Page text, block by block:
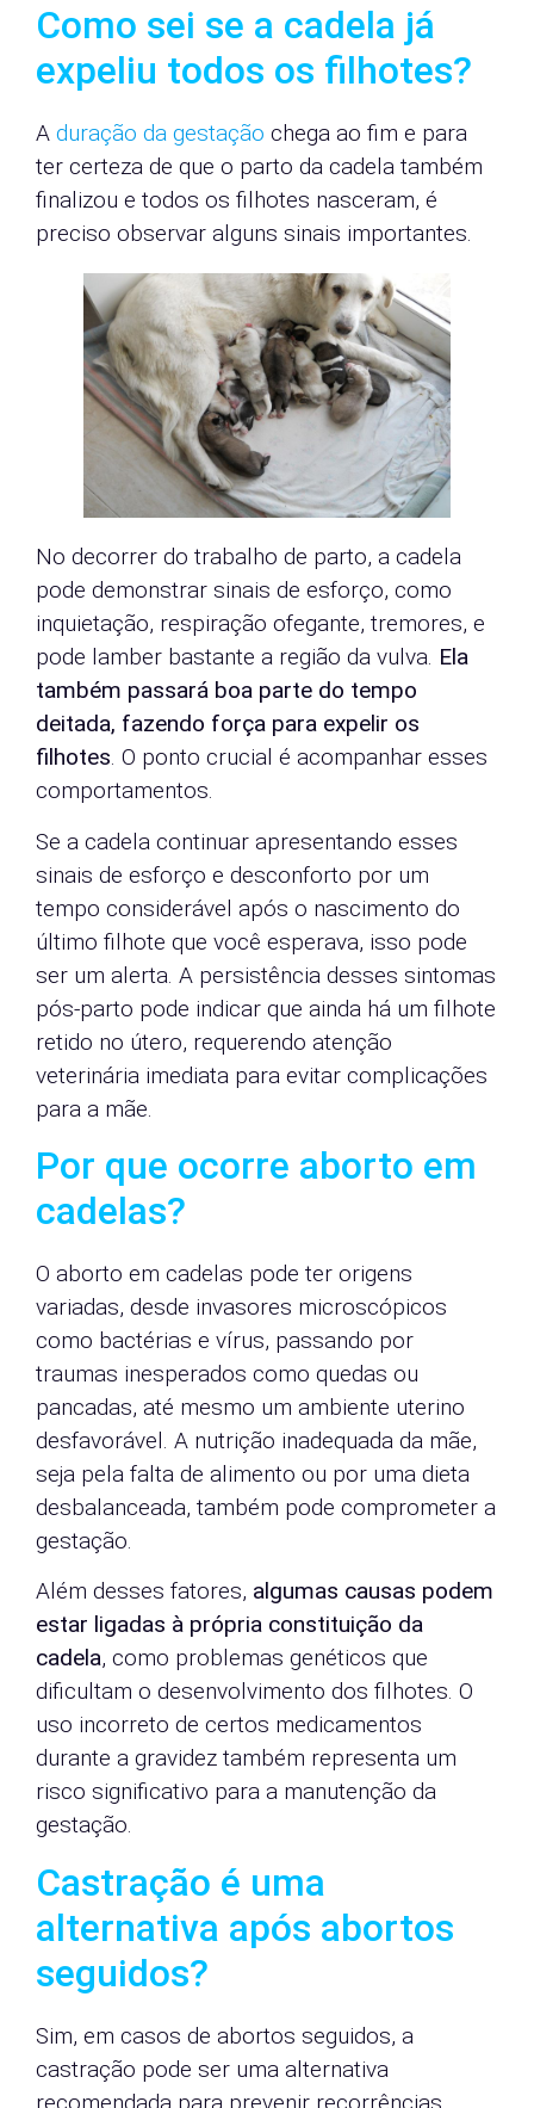
Como sei se a cadela já
expeliu todos os filhotes?
A duração da gestação chega ao fim e para
ter certeza de que o parto da cadela também
finalizou e todos os filhotes nasceram, é
preciso observar alguns sinais importantes.
No decorrer do trabalho de parto, a cadela
pode demonstrar sinais de esforço, como
inquietação, respiração ofegante, tremores, e
pode lamber bastante a região da vulva. Ela
também passará boa parte do tempo
deitada, fazendo força para expelir os
filhotes. O ponto crucial é acompanhar esses
comportamentos.
Se a cadela continuar apresentando esses
sinais de esforço e desconforto por um
tempo considerável após o nascimento do
último filhote que você esperava, isso pode
ser um alerta. A persistência desses sintomas
pós-parto pode indicar que ainda há um filhote
retido no útero, requerendo atenção
veterinária imediata para evitar complicações
para a mãe.
Por que ocorre aborto em
cadelas?
O aborto em cadelas pode ter origens
variadas, desde invasores microscópicos
como bactérias e vírus, passando por
traumas inesperados como quedas ou
pancadas, até mesmo um ambiente uterino
desfavorável. A nutrição inadequada da mãe,
seja pela falta de alimento ou por uma dieta
desbalanceada, também pode comprometer a
gestação.
Além desses fatores, algumas causas podem
estar ligadas à própria constituição da
cadela, como problemas genéticos que
dificultam o desenvolvimento dos filhotes. O
uso incorreto de certos medicamentos
durante a gravidez também representa um
risco significativo para a manutenção da
gestação.
Castração é uma
alternativa após abortos
seguidos?
Sim, em casos de abortos seguidos, a
castração pode ser uma alternativa
recomendada para prevenir recorrências,